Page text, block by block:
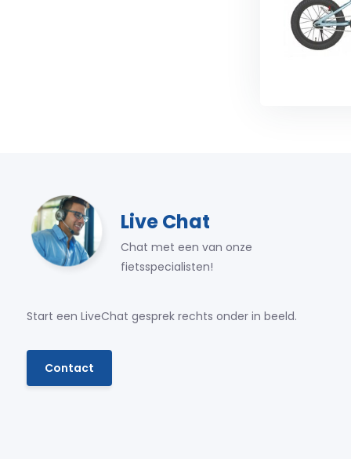
Live Chat
Chat met een van onze
fietsspecialisten!
Start een LiveChat gesprek rechts onder in beeld.
Contact